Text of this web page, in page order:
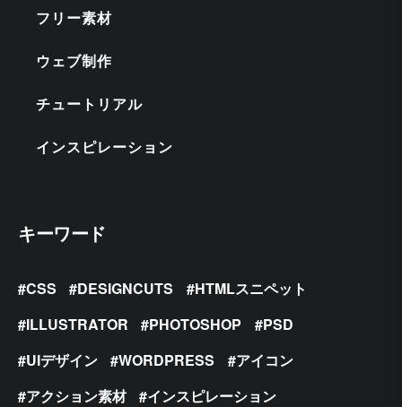
フリー素材
ウェブ制作
チュートリアル
インスピレーション
キーワード
CSS DESIGNCUTS
HTMLスニペット
ILLUSTRATOR
PHOTOSHOP
PSD
UIデザイン
WORDPRESS
アイコン
アクション素材
インスピレーション